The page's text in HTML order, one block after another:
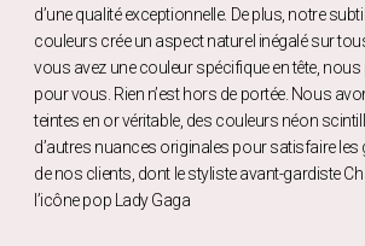
d’une qualité exceptionnelle. De plus, notre
couleurs crée un aspect naturel inégalé sur
vous avez une couleur spécifique en tête,
pour vous. Rien n’est hors de portée. Nous
teintes en or véritable, des couleurs néon
d’autres nuances originales pour satisfaire
de nos clients, dont le styliste avant-gardiste
l’icône pop Lady Gaga